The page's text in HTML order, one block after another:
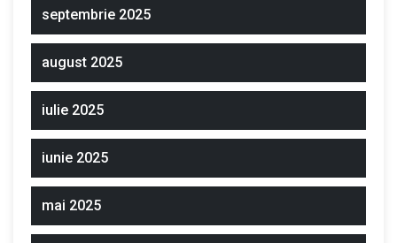
septembrie 2025
august 2025
iulie 2025
iunie 2025
mai 2025